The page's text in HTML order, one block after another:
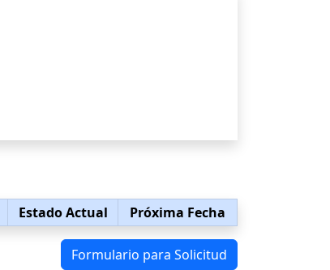
Estado Actual Próxima Fecha
Formulario para Solicitud